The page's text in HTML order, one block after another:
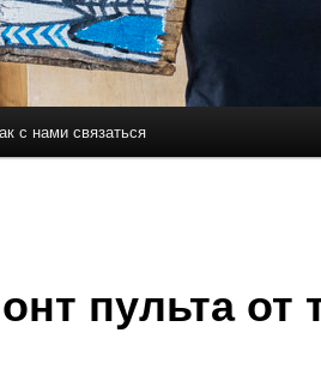
содержимому
с нами связаться
пульта от